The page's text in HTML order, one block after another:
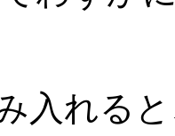
入れる